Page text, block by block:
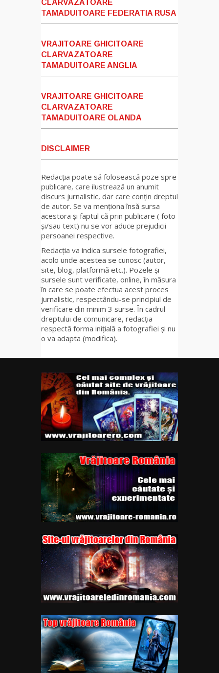
CLARVAZATOARE
TAMADUITOARE FEDERATIA RUSA
VRAJITOARE GHICITOARE
CLARVAZATOARE
TAMADUITOARE ANGLIA
VRAJITOARE GHICITOARE
CLARVAZATOARE
TAMADUITOARE OLANDA
DISCLAIMER
Redacția poate să folosească poze spre
publicare, care ilustrează un anumit
discurs jurnalistic, dar care conțin dreptul
de autor. Se va menționa însă sursa
acestora și faptul că prin publicare ( foto
și/sau text) nu se vor aduce prejudicii
persoanei respective.
Redacția va indica sursele fotografiei,
acolo unde acestea se cunosc (autor,
site, blog, platformă etc.). Pozele și
sursele sunt verificate, online, în măsura
în care se poate efectua acest proces
jurnalistic, respectându-se principiul de
verificare din minim 3 surse. În cadrul
dreptului de comunicare, redacția
respectă forma inițială a fotografiei și nu
o va adapta (modifica).